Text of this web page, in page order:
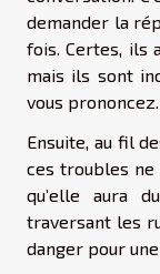
demander la
fois. Certes, ils
mais ils sont
vous prononcez.
Ensuite, au fil
ces troubles
qu’elle aura
traversant les
danger pour